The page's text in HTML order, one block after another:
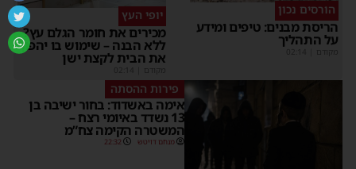
הורסים נכון
הריסת מבנים: טיפים ומידע
על התהליך
מקודם
יופי העץ
מכירים את חומר הגלם עץ?
ללא הבנה – שימוש בו יהפוך
את הבית לקצת ישן
מקודם
פירות ההסתה
אימה באשדוד: בחור ישיבה בן
13 נשדד באיומי רצח –
המשטרה הקימה צח”מ
מנחם דויטש 22:32